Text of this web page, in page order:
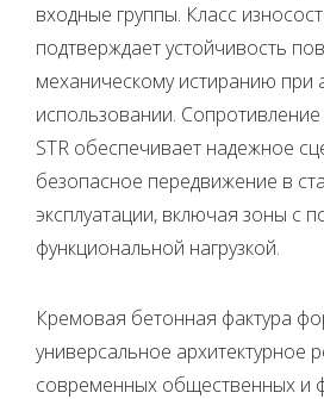
входные группы. Класс
подтверждает устойчивость
механическому истиранию при
использовании.
STR обеспечивает надежное
безопасное передвижение в
эксплуатации, включая зоны с
функциональной нагрузкой.
Кремовая бетонная фактура
универсальное архитектурное
современных общественных и